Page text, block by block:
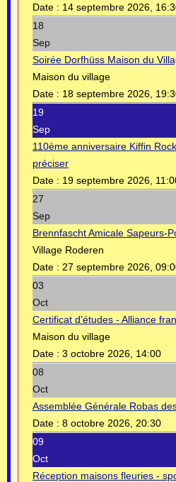
Date : 14 septembre 2026,
18
Sep
Soirée Dorfhüss Maison du
Maison du village
Date : 18 septembre 2026,
19
Sep
110ème anniversaire Kiffin
préciser
Date : 19 septembre 2026,
27
Sep
Brennfascht Amicale Sapeurs-
Village Roderen
Date : 27 septembre 2026,
03
Oct
Certificat d’études - Alliance
Maison du village
Date : 3 octobre 2026, 14:00
08
Oct
Assemblée Générale Robas
Date : 8 octobre 2026, 20:30
09
Oct
Réception maisons fleuries -